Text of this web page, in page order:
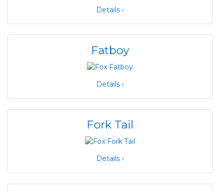
Details ›
Fatboy
Details ›
Fork Tail
Details ›